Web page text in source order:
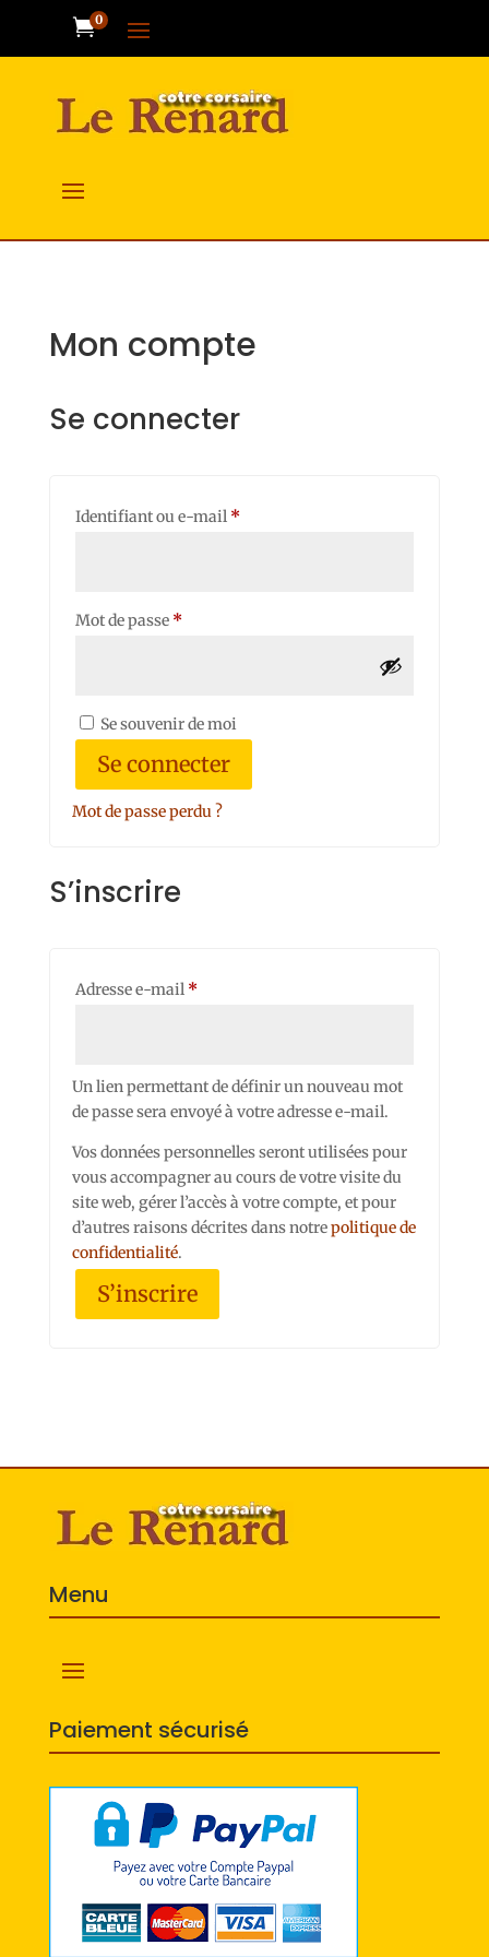
0
Mon compte
Se connecter
Identifiant ou e-mail *Obligatoire
Mot de passe *Obligatoire
Se souvenir de moi
Se connecter
Mot de passe perdu ?
S’inscrire
Adresse e-mail *Obligatoire
Un lien permettant de définir un nouveau mot
de passe sera envoyé à votre adresse e-mail.
Vos données personnelles seront utilisées pour
vous accompagner au cours de votre visite du
site web, gérer l’accès à votre compte, et pour
d’autres raisons décrites dans notrepolitique de
confidentialité.
S’inscrire
Menu
Paiement sécurisé